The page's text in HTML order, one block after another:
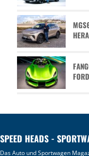
SPEED HEADS -
Das Auto und Sportwagen